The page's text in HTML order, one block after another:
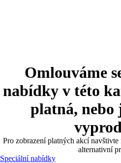
Omlouváme
nabídky v této
platná, nebo
Pro zobrazení platných akcí
alternativní
Speciální nabídky